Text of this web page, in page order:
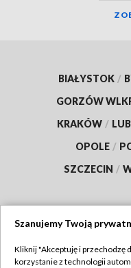
BIAŁYSTOK /
GORZÓW
KRAKÓW /
OPOLE /
SZCZECIN /
Szanujemy Twoją
Kliknij "Akceptuję i przechodzę
korzystanie z technologii